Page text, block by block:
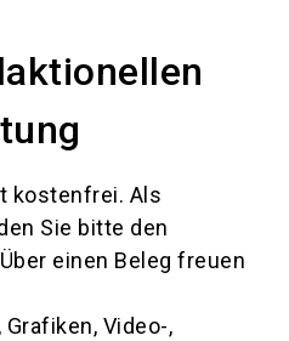
kostenfrei. Als
Sie bitte den
einen Beleg freuen
Video-,